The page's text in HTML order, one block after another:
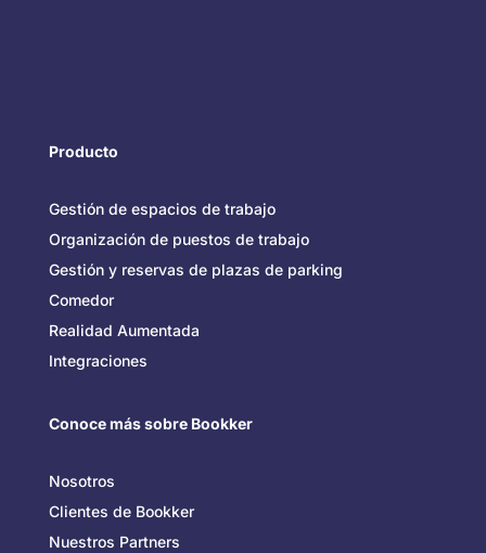
Producto
Gestión de espacios de trabajo
Organización de puestos de trabajo
Gestión y reservas de plazas de parking
Comedor
Realidad Aumentada
Integraciones
Conoce más sobre Bookker
Nosotros
Clientes de Bookker
Nuestros Partners